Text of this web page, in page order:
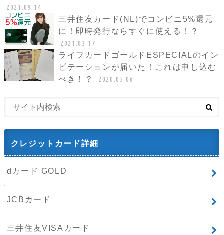
2021.09.14
三井住友カード(NL)でコンビニ5%還元
に！即時発行ならすぐに使える！？
2021.03.17
ライフカードゴールドESPECIALのイン
ビテーションが届いた！これは申し込む
べき！？
2020.05.06
クレジットカード詳細
dカード GOLD
JCBカード
三井住友VISAカード